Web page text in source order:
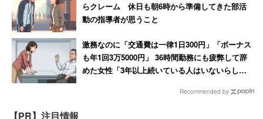
らクレーム 休日も朝6時から準備してきた部活
動の指導者が思うこと
激務なのに「交通費は一律1日300円」「ボーナス
も年1回3万5000円」 36時間勤務にも疲弊して辞
めた女性「3年以上続いている人はいないらし
Recommended by
【PR】注目情報